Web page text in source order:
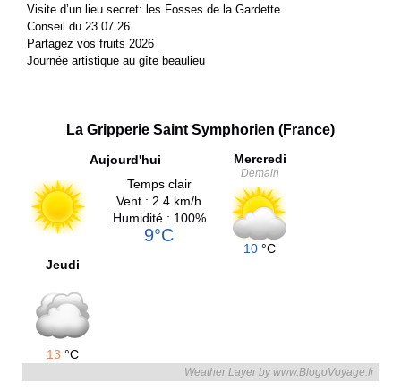
Visite d’un lieu secret: les Fosses de la Gardette
Conseil du 23.07.26
Partagez vos fruits 2026
Journée artistique au gîte beaulieu
La Gripperie Saint Symphorien (France)
Aujourd'hui
Temps clair
Vent : 2.4 km/h
Humidité : 100%
9°C
Mercredi
Demain
10 °C
Jeudi
13 °C
Weather Layer by www.BlogoVoyage.fr